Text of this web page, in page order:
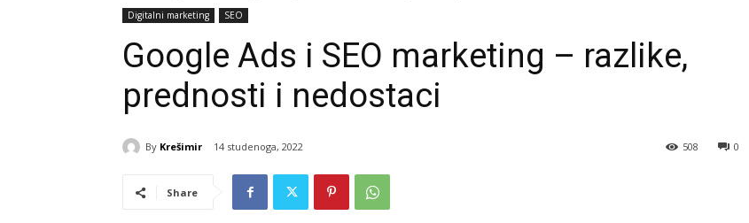
Digitalni marketing SEO
Google Ads i SEO marketing – razlike,
prednosti i nedostaci
By Krešimir 14 studenoga, 2022 0
508
Share